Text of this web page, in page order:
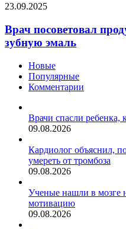
после
Врач
продукты,
укрепляющие
зубную
23.09.2025
Врач посоветовал
зубную эмаль
Новые
Популярные
Комментарии
Врачи спасли ребенка,
09.08.2026
Кардиолог объяснил,
умереть от тромбоза
09.08.2026
Ученые нашли в мозге
мотивацию
09.08.2026